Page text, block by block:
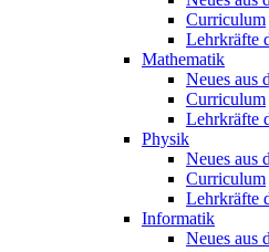
Curriculum
Lehrkräfte
Mathematik
Neues aus
Curriculum
Lehrkräfte
Physik
Neues aus
Curriculum
Lehrkräfte
Informatik
Neues aus